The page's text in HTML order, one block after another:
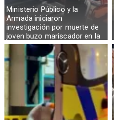
Ministerio Público y la
Armada iniciaron
investigación por muerte de
joven buzo mariscador en la
Región de Aysén